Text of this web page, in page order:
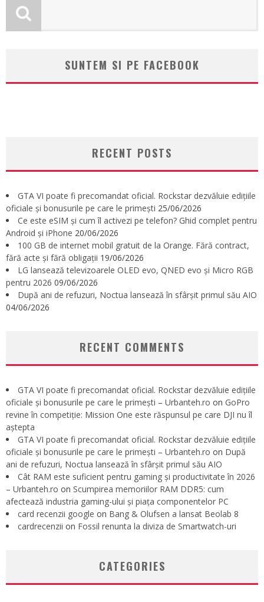
SUNTEM SI PE FACEBOOK
RECENT POSTS
GTA VI poate fi precomandat oficial. Rockstar dezvăluie edițiile
oficiale și bonusurile pe care le primești 25/06/2026
Ce este eSIM și cum îl activezi pe telefon? Ghid complet pentru
Android și iPhone 20/06/2026
100 GB de internet mobil gratuit de la Orange. Fără contract,
fără acte și fără obligații 19/06/2026
LG lansează televizoarele OLED evo, QNED evo și Micro RGB
pentru 2026 09/06/2026
După ani de refuzuri, Noctua lansează în sfârșit primul său AIO
04/06/2026
RECENT COMMENTS
GTA VI poate fi precomandat oficial. Rockstar dezvăluie edițiile
oficiale și bonusurile pe care le primești – Urbanteh.ro on GoPro
revine în competiție: Mission One este răspunsul pe care DJI nu îl
aștepta
GTA VI poate fi precomandat oficial. Rockstar dezvăluie edițiile
oficiale și bonusurile pe care le primești – Urbanteh.ro on După
ani de refuzuri, Noctua lansează în sfârșit primul său AIO
Cât RAM este suficient pentru gaming și productivitate în 2026
– Urbanteh.ro on Scumpirea memoriilor RAM DDR5: cum
afectează industria gaming-ului și piața componentelor PC
card recenzii google on Bang & Olufsen a lansat Beolab 8
cardrecenzii on Fossil renunta la diviza de Smartwatch-uri
CATEGORIES